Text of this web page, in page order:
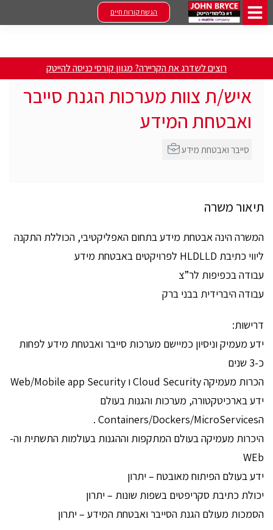
הגשת קורות חיים
רוצים לשדרג את הקריירה? מגוון קורסי כניסה להייטק
איש/ת צוות מערכות הגנת סייבר
ואבטחת המידע
תיאור משרה
המשרה הינה אבטחת מידע בתחום האפליקטיבי, הכוללת התקנה
ליווי כתיבת HLDLLD לפרויקטים באבטחת מידע
עבודה בכפיפות לר”צ
עבודה היברידית בבני ברק
דרישות:
ידע מעמיק וניסיון כמיישם מערכות סייבר ואבטחת מידע לפחות
כ-3 שנים
הכרות מעמיקה Cloud Security ו Web/Mobile app Security
ידע בארכיטקטורה, מערכות והגנות בעולם
הContainers/Dockers/MicroServices .
היכרות מעמיקה בעולם המתקפות וההגנות בעולמות התשתית וה-
WEb
ידע בעולם הפיתוח מאובטח – יתרון
יכולת כתיבת סקריפטים בשפות שונות – יתרון
הסמכות מעולם הגנת הסייבר ואבטחת המידע – יתרון